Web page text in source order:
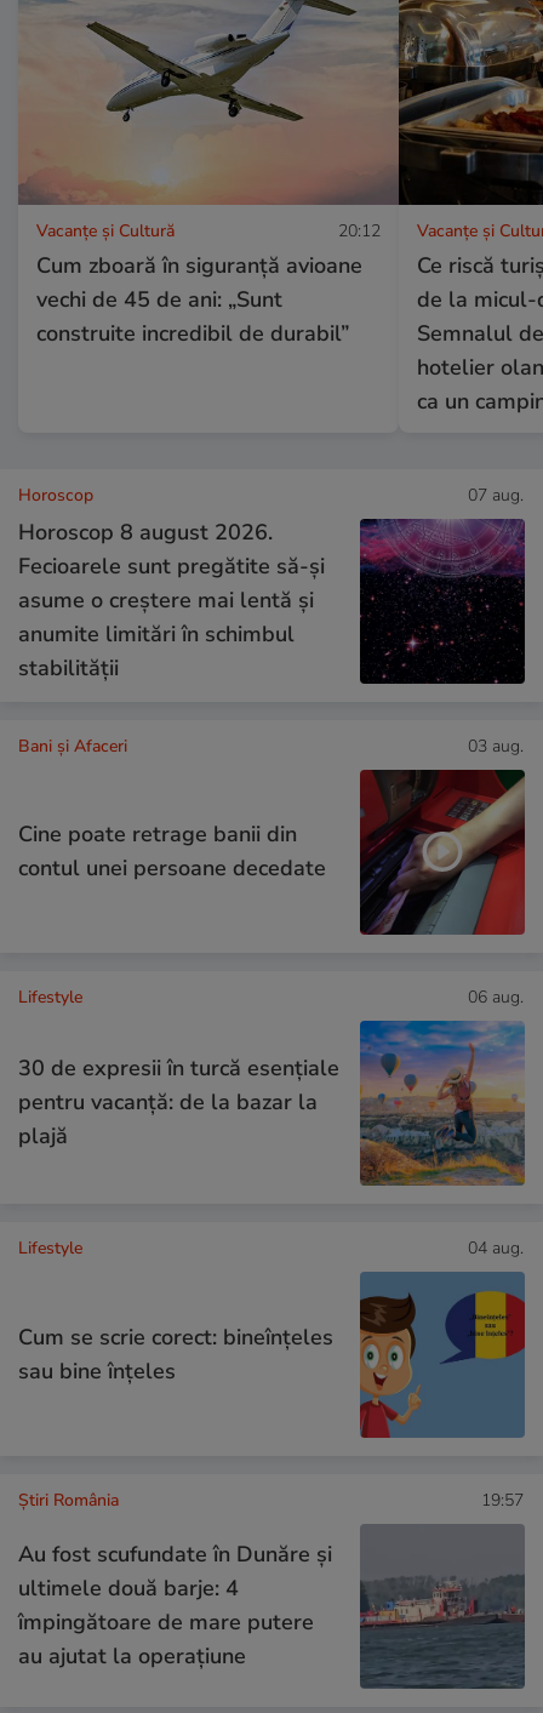
Vacanțe și Cultură 20:12
Cum zboară în siguranță avioane
vechi de 45 de ani: „Sunt
construite incredibil de durabil”
Vacanțe și
Ce riscă
de la micul-
Semnalul
hotelier
ca un
Horoscop 07 aug.
Horoscop 8 august 2026.
Fecioarele sunt pregătite să-și
asume o creștere mai lentă și
anumite limitări în schimbul
stabilității
Bani și Afaceri 03 aug.
Cine poate retrage banii din
contul unei persoane decedate
Lifestyle 06 aug.
30 de expresii în turcă esențiale
pentru vacanță: de la bazar la
plajă
Lifestyle 04 aug.
Cum se scrie corect: bineînțeles
sau bine înțeles
Știri România 19:57
Au fost scufundate în Dunăre și
ultimele două barje: 4
împingătoare de mare putere
au ajutat la operațiune